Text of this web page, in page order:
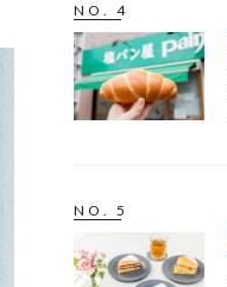
NO. 4
NO. 5